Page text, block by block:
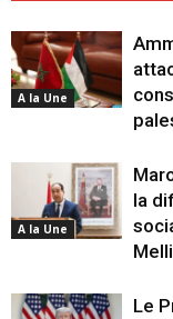
A la Une
A la Une
la
Le